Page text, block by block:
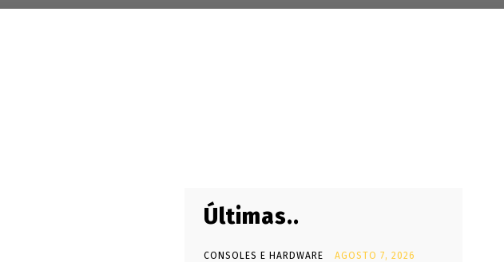
Últimas..
CONSOLES E HARDWARE AGOSTO 7, 2026